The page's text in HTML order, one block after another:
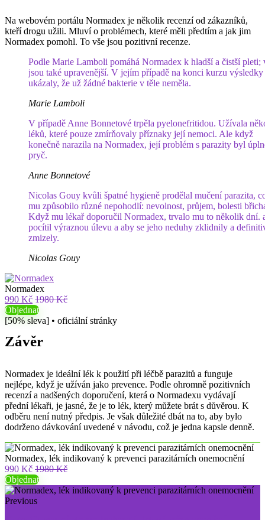
Na webovém portálu Normadex je několik recenzí od zákazníků,
kteří drogu užili. Mluví o problémech, které měli předtím a jak jim
Normadex pomohl. To vše jsou pozitivní recenze.
Podle Marie Lamboli pomáhá Normadex k hladší a čistší pleti;
jsou také upravenější. V jejím případě na konci kurzu výsledky
ukázaly, že už žádné bakterie v těle neměla.
Marie Lamboli
V případě Anne Bonnetové trpěla pyelonefritidou. Užívala
léků, které pouze zmírňovaly příznaky její nemoci. Ale když
konečně narazila na Normadex, její problém s parazity byl
pryč.
Anne Bonnetové
Nicolas Gouy kvůli špatné hygieně prodělal mučení parazita,
mu způsobilo různé nepohodlí: nevolnost, průjem, bolesti
Když mu lékař doporučil Normadex, trvalo mu to několik dní.
pocítil výraznou úlevu a aby se jeho neduhy zklidnily a
zmizely.
Nicolas Gouy
Normadex
990 Kč 1980 Kč
Objednat
[50% sleva] • oficiální stránky
Závěr
Normadex je ideální lék k použití při léčbě parazitů a funguje
nejlépe, když je užíván jako prevence. Podle ohromně pozitivních
recenzí a nadšených doporučení, která o Normadexu vydávají
přední lékaři, je jasné, že je to lék, který můžete brát s důvěrou. K
odběru není nutný předpis. Je však důležité dbát na to, aby bylo
dodrženo dávkování uvedené v návodu, což je jedna kapsle denně.
Normadex, lék indikovaný k prevenci parazitárních onemocnění
990 Kč 1980 Kč
Objednat
Previous